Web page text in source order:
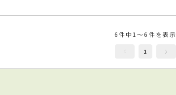
6件中1～6件を表示
1